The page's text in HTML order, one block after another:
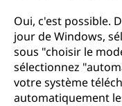
Oui, c'est possible.
jour de Windows,
sous "choisir le
sélectionnez
votre système
automatiquement